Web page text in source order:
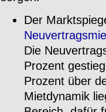
Der
Die
Prozent
Prozent über
Mietdynamik